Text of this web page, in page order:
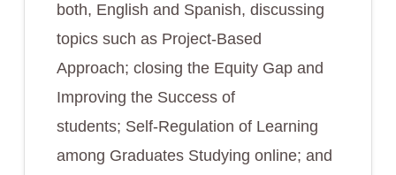
both, English and Spanish, discussing
topics such as Project-Based
Approach; closing the Equity Gap and
Improving the Success of
students; Self-Regulation of Learning
among Graduates Studying online; and